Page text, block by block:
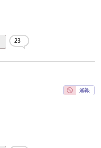
23